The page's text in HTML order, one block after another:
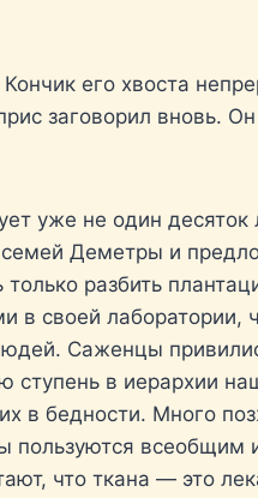
его хвоста
заговорил вновь.
уже не один
Деметры и
разбить
своей лаборатории,
Саженцы
ступень в иерархии
в бедности. Много
пользуются
что ткана — это